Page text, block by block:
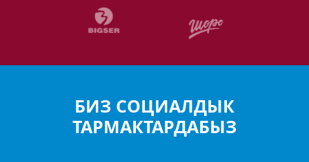
БИЗ СОЦИАЛДЫК
ТАРМАКТАРДАБЫЗ